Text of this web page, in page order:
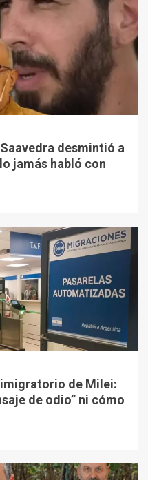
desmintió a
jamás habló con
de Milei:
de odio” ni cómo